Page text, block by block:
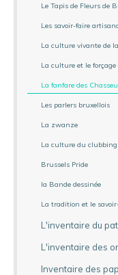
Le Tapis de Fleurs de
Les savoir-faire
La culture vivante de
La culture et le
La fanfare des
Les parlers bruxellois
La zwanze
La culture du
Brussels Pride
la Bande dessinée
La tradition et le
L'inventaire du
L'inventaire des
Inventaire des